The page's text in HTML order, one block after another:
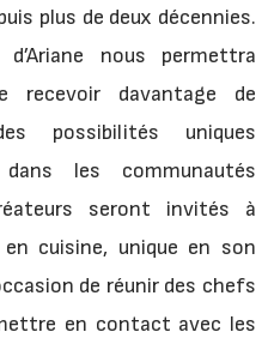
plus de deux décennies.
nous permettra
recevoir davantage de
possibilités uniques
les communautés
seront invités à
cuisine, unique en son
de réunir des chefs
en contact avec les